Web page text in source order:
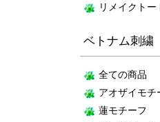
リメイクト
ベトナム刺繍
全ての商品
アオザイモチ
蓮モチーフ